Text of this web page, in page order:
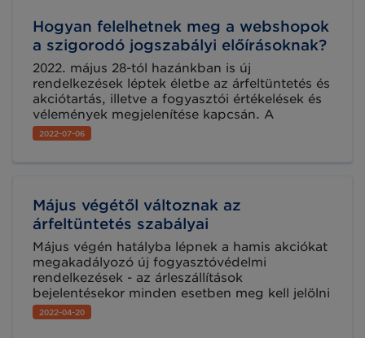
előrehozta.
Hogyan felelhetnek meg a webshopok
a szigorodó jogszabályi előírásoknak?
2022. május 28-tól hazánkban is új
rendelkezések léptek életbe az árfeltüntetés és
akciótartás, illetve a fogyasztói értékelések és
vélemények megjelenítése kapcsán. A
szabályozás a digitális szolgáltatásokra és
digitális tartalmakra is kiterjed. Az új
2022-07-06
Május végétől változnak az
árfeltüntetés szabályai
Május végén hatályba lépnek a hamis akciókat
megakadályozó új fogyasztóvédelmi
rendelkezések - az árleszállítások
bejelentésekor minden esetben meg kell jelölni
a termékek korábbi árát, amely kizárólag az
árcsökkentést megelőző legalább 30 napon
2022-04-20